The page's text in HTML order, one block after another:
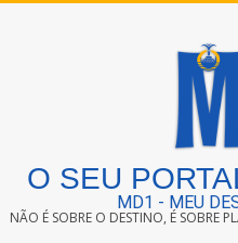
O SEU
MD1 - MEU
NÃO É SOBRE O DESTINO, É SOBRE